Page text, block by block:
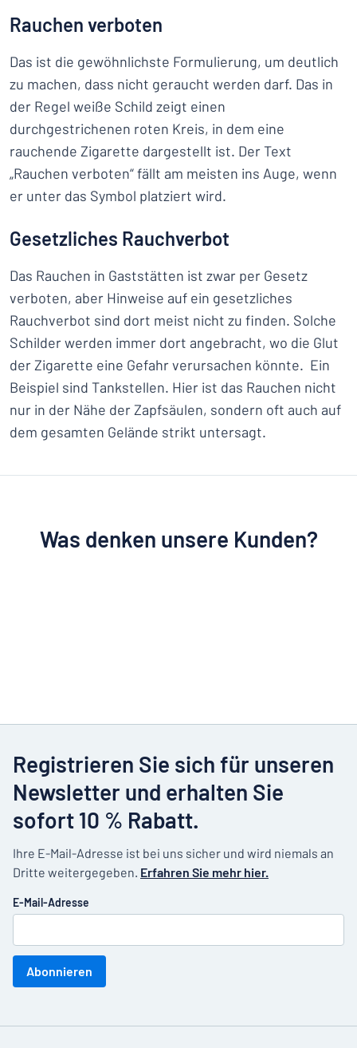
Rauchen verboten
Das ist die gewöhnlichste Formulierung, um deutlich
zu machen, dass nicht geraucht werden darf. Das in
der Regel weiße Schild zeigt einen
durchgestrichenen roten Kreis, in dem eine
rauchende Zigarette dargestellt ist. Der Text
„Rauchen verboten“ fällt am meisten ins Auge, wenn
er unter das Symbol platziert wird.
Gesetzliches Rauchverbot
Das Rauchen in Gaststätten ist zwar per Gesetz
verboten, aber Hinweise auf ein gesetzliches
Rauchverbot sind dort meist nicht zu finden. Solche
Schilder werden immer dort angebracht, wo die Glut
der Zigarette eine Gefahr verursachen könnte. Ein
Beispiel sind Tankstellen. Hier ist das Rauchen nicht
nur in der Nähe der Zapfsäulen, sondern oft auch auf
dem gesamten Gelände strikt untersagt.
Was denken unsere Kunden?
Registrieren Sie sich für unseren
Newsletter und erhalten Sie
sofort 10 % Rabatt.
Ihre E-Mail-Adresse ist bei uns sicher und wird niemals an
Dritte weitergegeben. Erfahren Sie mehr hier.
E-Mail-Adresse
Abonnieren